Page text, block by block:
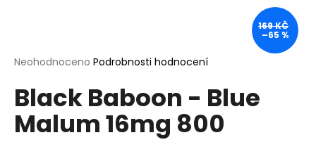
Průměrné
produktu
je
0,0
Neohodnoceno Podrobnosti hodnocení
Black Baboon - Blue
Malum 16mg 800
169 KČ
–65 %
í
t
?